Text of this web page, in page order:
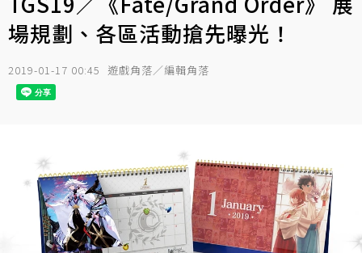
場規劃、各區活動搶先曝光！
2019-01-17 00:45 遊戲角落／編輯角落